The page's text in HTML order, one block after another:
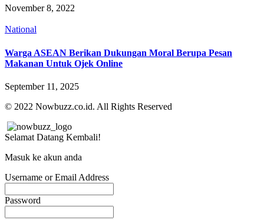
November 8, 2022
National
Warga ASEAN Berikan Dukungan Moral Berupa Pesan
Makanan Untuk Ojek Online
September 11, 2025
© 2022 Nowbuzz.co.id. All Rights Reserved
Selamat Datang Kembali!
Masuk ke akun anda
Username or Email Address
Password